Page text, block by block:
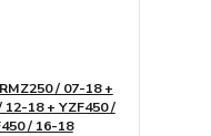
/ 07-18 +
12-18 + YZF450 /
/ 16-18